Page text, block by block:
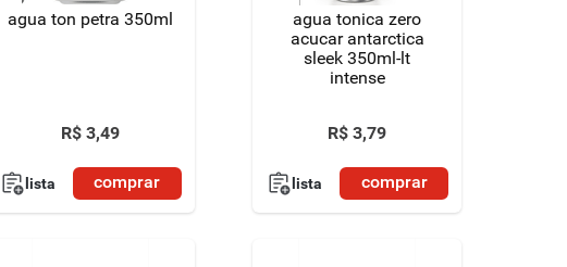
agua ton petra 350ml
R$ 3,49
lista comprar
agua tonica zero
acucar antarctica
sleek 350ml-lt
intense
R$ 3,79
lista comprar